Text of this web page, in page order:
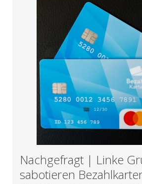
Nachgefragt | Linke
sabotieren